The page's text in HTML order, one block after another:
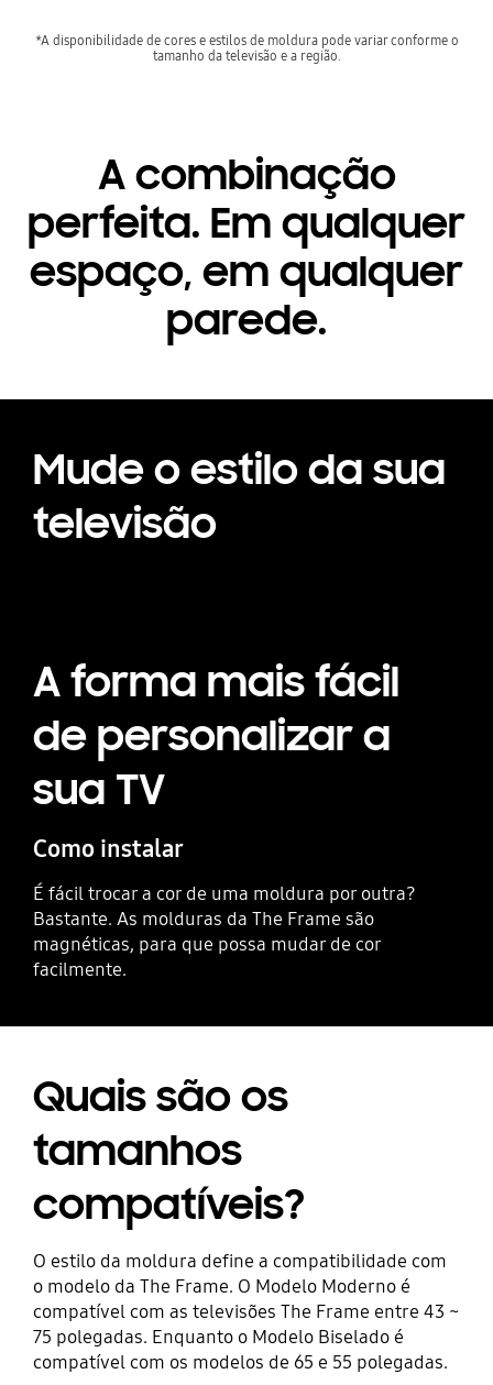
*A disponibilidade de cores e estilos de moldura pode variar conforme o
tamanho da televisão e a região.
A combinação
perfeita. Em qualquer
espaço, em qualquer
parede.
Mude o estilo da sua
televisão
A forma mais fácil
de personalizar a
sua TV
Como instalar
É fácil trocar a cor de uma moldura por outra?
Bastante. As molduras da The Frame são
magnéticas, para que possa mudar de cor
facilmente.
Quais são os
tamanhos
compatíveis?
O estilo da moldura define a compatibilidade com
o modelo da The Frame. O Modelo Moderno é
compatível com as televisões The Frame entre 43 ~
75 polegadas. Enquanto o Modelo Biselado é
compatível com os modelos de 65 e 55 polegadas.